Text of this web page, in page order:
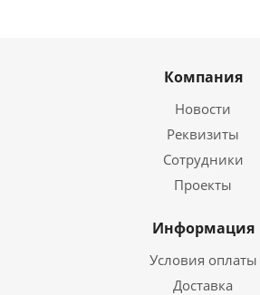
Компания
Новости
Реквизиты
Сотрудники
Проекты
Информация
Условия оплаты
Доставка